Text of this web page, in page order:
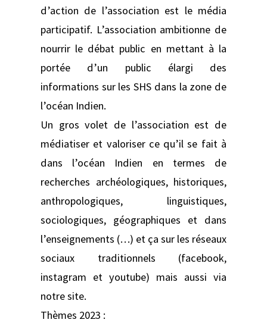
d’action de l’association est le média
participatif. L’association ambitionne de
nourrir le débat public en mettant à la
portée d’un public élargi des
informations sur les SHS dans la zone de
l’océan Indien.
Un gros volet de l’association est de
médiatiser et valoriser ce qu’il se fait à
dans l’océan Indien en termes de
recherches archéologiques, historiques,
anthropologiques, linguistiques,
sociologiques, géographiques et dans
l’enseignements (…) et ça sur les réseaux
sociaux traditionnels (facebook,
instagram et youtube) mais aussi via
notre site.
Thèmes 2023 :